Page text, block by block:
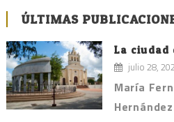
de
entradas
ÚLTIMAS
La ciudad
julio 28,
María
Hernández